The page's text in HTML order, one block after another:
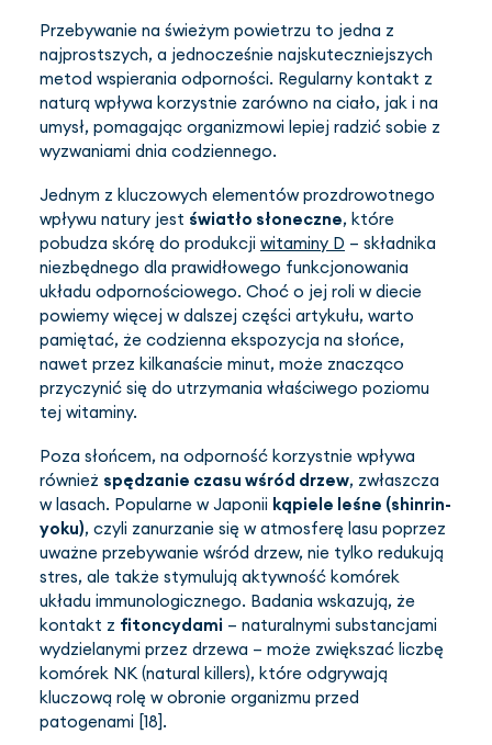
Przebywanie na świeżym powietrzu to jedna z
najprostszych, a jednocześnie najskuteczniejszych
metod wspierania odporności. Regularny kontakt z
naturą wpływa korzystnie zarówno na ciało, jak i na
umysł, pomagając organizmowi lepiej radzić sobie z
wyzwaniami dnia codziennego.
Jednym z kluczowych elementów prozdrowotnego
wpływu natury jest światło słoneczne, które
pobudza skórę do produkcji witaminy D – składnika
niezbędnego dla prawidłowego funkcjonowania
układu odpornościowego. Choć o jej roli w diecie
powiemy więcej w dalszej części artykułu, warto
pamiętać, że codzienna ekspozycja na słońce,
nawet przez kilkanaście minut, może znacząco
przyczynić się do utrzymania właściwego poziomu
tej witaminy.
Poza słońcem, na odporność korzystnie wpływa
również spędzanie czasu wśród drzew, zwłaszcza
w lasach. Popularne w Japonii kąpiele leśne (shinrin-
yoku), czyli zanurzanie się w atmosferę lasu poprzez
uważne przebywanie wśród drzew, nie tylko redukują
stres, ale także stymulują aktywność komórek
układu immunologicznego. Badania wskazują, że
kontakt z fitoncydami – naturalnymi substancjami
wydzielanymi przez drzewa – może zwiększać liczbę
komórek NK (natural killers), które odgrywają
kluczową rolę w obronie organizmu przed
patogenami [18].